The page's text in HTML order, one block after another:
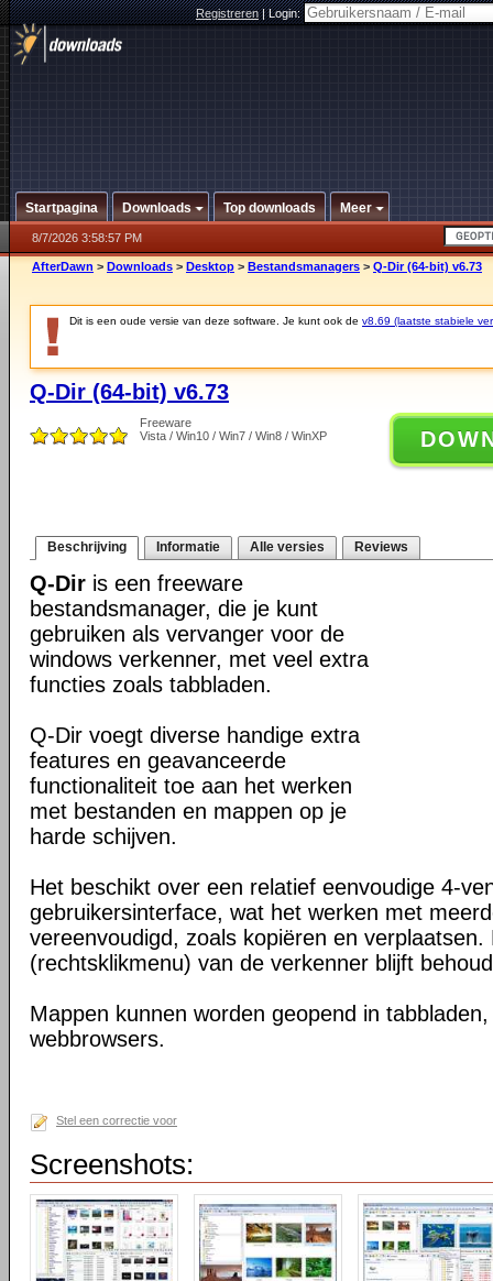
Registreren|Login:
Startpagina Downloads Top downloads Meer
8/7/2026 3:58:57 PM
AfterDawn > Downloads > Desktop > Bestandsmanagers > Q-Dir (64-bit) v6.73
Dit is een oude versie van deze software. Je kunt ook de v8.69 (laatste stabiele
Q-Dir (64-bit) v6.73
Freeware
Vista / Win10 / Win7 / Win8 / WinXP
Beschrijving Informatie Alle versies Reviews
Q-Dir is een freeware
bestandsmanager, die je kunt
gebruiken als vervanger voor de
windows verkenner, met veel extra
functies zoals tabbladen.
Q-Dir voegt diverse handige extra
features en geavanceerde
functionaliteit toe aan het werken
met bestanden en mappen op je
harde schijven.
Het beschikt over een relatief eenvoudige 4-
gebruikersinterface, wat het werken met
vereenvoudigd, zoals kopiëren en
(rechtsklikmenu) van de verkenner blijft
Mappen kunnen worden geopend in
webbrowsers.
Stel een correctie voor
Screenshots: